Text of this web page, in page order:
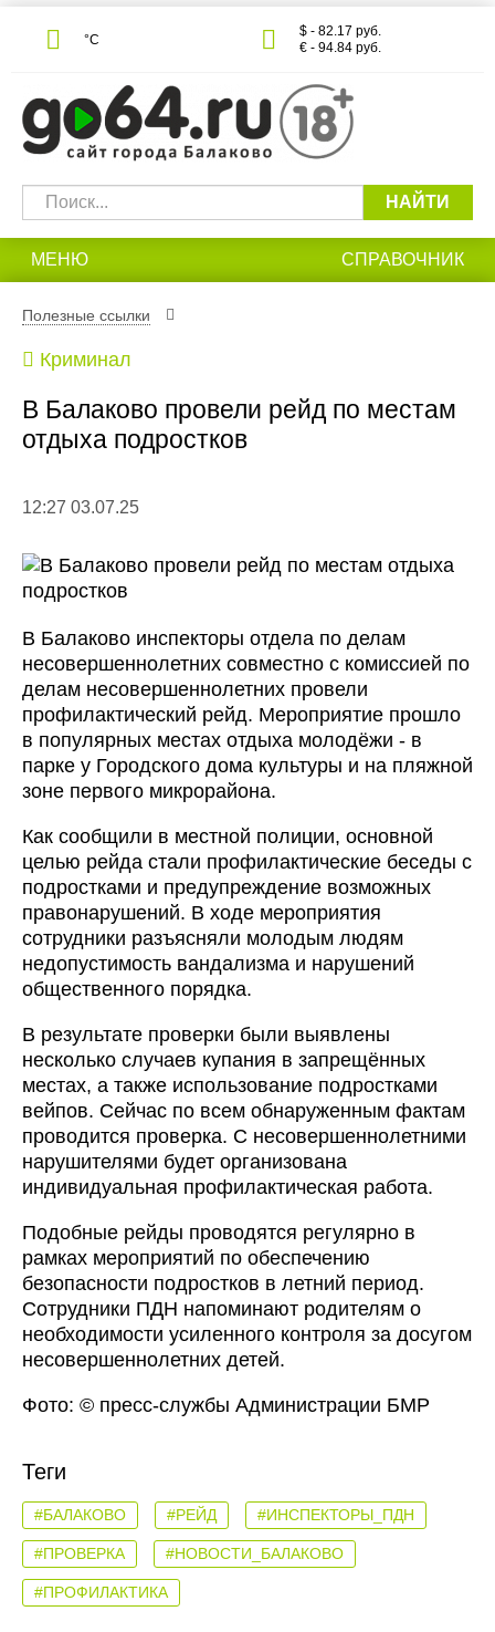
°С
$ - 82.17 руб.
€ - 94.84 руб.
НАЙТИ
МЕНЮ СПРАВОЧНИК
Полезные ссылки
Криминал
В Балаково провели рейд по местам
отдыха подростков
12:27 03.07.25
В Балаково инспекторы отдела по делам
несовершеннолетних совместно с комиссией по
делам несовершеннолетних провели
профилактический рейд. Мероприятие прошло
в популярных местах отдыха молодёжи - в
парке у Городского дома культуры и на пляжной
зоне первого микрорайона.
Как сообщили в местной полиции, основной
целью рейда стали профилактические беседы с
подростками и предупреждение возможных
правонарушений. В ходе мероприятия
сотрудники разъясняли молодым людям
недопустимость вандализма и нарушений
общественного порядка.
В результате проверки были выявлены
несколько случаев купания в запрещённых
местах, а также использование подростками
вейпов. Сейчас по всем обнаруженным фактам
проводится проверка. С несовершеннолетними
нарушителями будет организована
индивидуальная профилактическая работа.
Подобные рейды проводятся регулярно в
рамках мероприятий по обеспечению
безопасности подростков в летний период.
Сотрудники ПДН напоминают родителям о
необходимости усиленного контроля за досугом
несовершеннолетних детей.
Фото: © пресс-службы Администрации БМР
Теги
#БАЛАКОВО #РЕЙД #ИНСПЕКТОРЫ_ПДН
#ПРОВЕРКА #НОВОСТИ_БАЛАКОВО
#ПРОФИЛАКТИКА